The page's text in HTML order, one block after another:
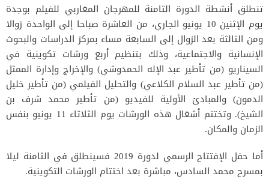
تنطلق أنشطة الدورة الثامنة للمهرجان المغاربي للفيلم بوجدة
يوم الإثنين 10 يونيو الجاري، من العاشرة صباحا إلى الواحدة زوالا
ومن الثالثة بعد الزوال إلى السابعة مساء بمركز الدراسات والبحوث
الإنسانية والاجتماعية، وذلك بتنظيم أربع ورشات تكوينية في
السيناريو (من تأطير عبد الإله الحمدوشي) والإخراج وإدارة الممثل
(من تأطير عبد السلام الكلاعي) والتحليل الفيلمي (من تأطير خليل
الدمون) والمبادئ الأولية للفيديو (من تأطير محمد شرف بن
الشيخ). وتختتم أشغال هذه الورشات يوم الثلاثاء 11 يونيو بنفس
الزمان والمكان.
أما حفل الإفتتاح الرسمي لدورة 2019 فسينطلق في الثامنة ليلا
بمسرح محمد السادس، مباشرة بعد اختتام الورشات التكوينية.